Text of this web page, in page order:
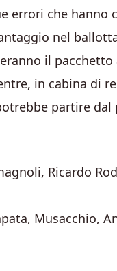
errori che hanno
nel
il
in cabina di
partire
Ricardo
Musacchio,